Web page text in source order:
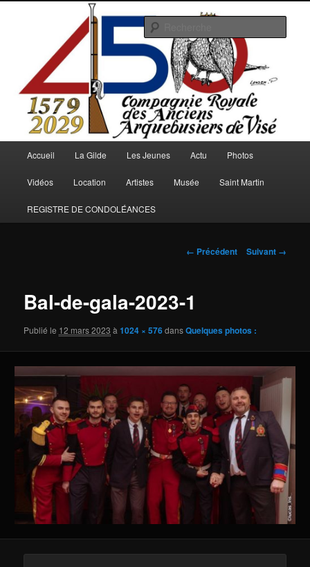
Arquebusiers.eu
Accueil La Gilde Les Jeunes Actu Photos
Vidéos Location Artistes Musée Saint Martin
REGISTRE DE CONDOLÉANCES
Navigation
← Précédent Suivant →
Bal-de-gala-2023-1
Publié le 12 mars 2023 à1024 × 576dansQuelques photos :